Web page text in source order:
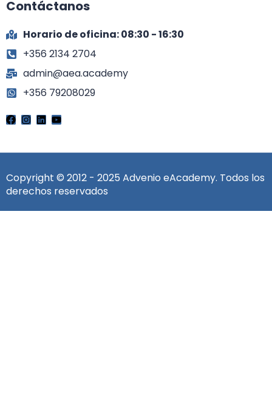
Contáctanos
Horario de oficina: 08:30 - 16:30
+356 2134 2704
admin@aea.academy
+356 79208029
Copyright © 2012 - 2025 Advenio eAcademy. Todos los
derechos reservados